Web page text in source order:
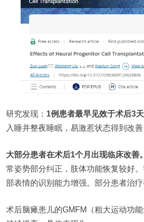
研究发现： 1例患者最早见效于术后3天
入睡并整夜睡眠，易激惹状态得到改
大部分患者在术后1个月出现临床改善。
常姿势部分纠正，肢体功能恢复较好
部表情的识别能力增强。部分患者治
术后脑瘫患儿的GMFM（粗大运动功